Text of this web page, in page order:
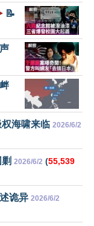
📝
权海啸来临 2026/6/2
2026/6/2 (55,539
诡异 2026/6/2